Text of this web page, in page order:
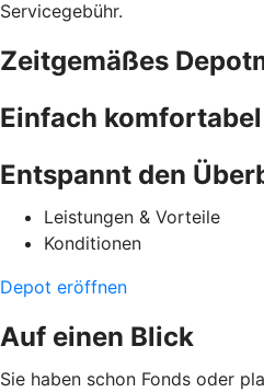
Servicegebühr.
Zeitgemäßes
Einfach komfortabel
Entspannt den
Leistungen & Vorteile
Konditionen
Depot eröffnen
Auf einen Blick
Sie haben schon Fonds oder